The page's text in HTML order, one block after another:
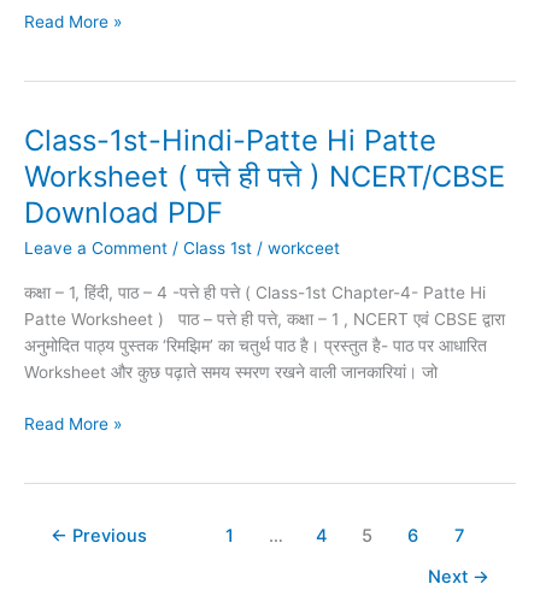
PDF
Read More »
Class-1st-Hindi-Patte Hi Patte
Worksheet ( पत्ते ही पत्ते ) NCERT/CBSE
Download PDF
Leave a Comment / Class 1st / workceet
कक्षा – 1, हिंदी, पाठ – 4 -पत्ते ही पत्ते ( Class-1st Chapter-4- Patte Hi
Patte Worksheet ) पाठ – पत्ते ही पत्ते, कक्षा – 1 , NCERT एवं CBSE द्वारा
अनुमोदित पाठ्य पुस्तक ‘रिमझिम’ का चतुर्थ पाठ है। प्रस्तुत है- पाठ पर आधारित
Worksheet और कुछ पढ़ाते समय स्मरण रखने वाली जानकारियां। जो
Class-
1st-
Hindi-
Patte
Hi
Worksheet
(
पत्ते
ही
)
Download
Read More »
← Previous 1 … 4 5 6
7
Next →